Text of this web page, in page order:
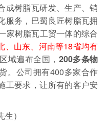
成树脂瓦研发、生产、销
服务，巴蜀良匠树脂瓦拥
家树脂瓦工贸一体的综合
、山东、河南等18省均有
域遍布全国， 200多条物
。 公司拥有400多家合作
工要求，让所有的客户安
）